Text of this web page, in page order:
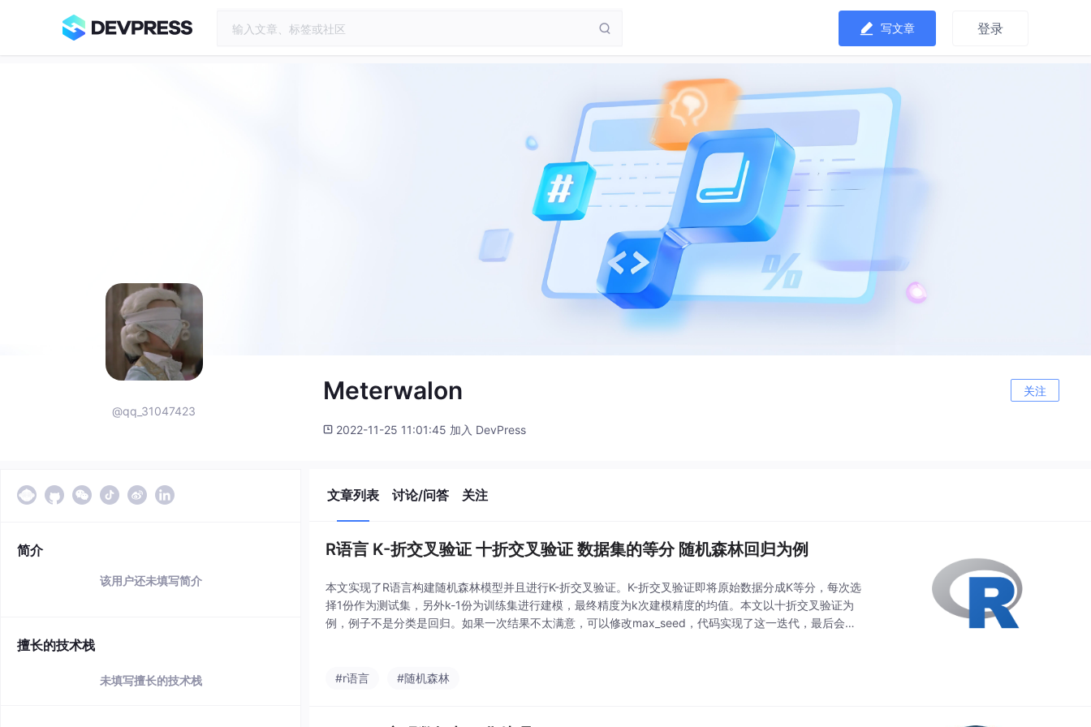
写文章 登录
@qq_31047423
Meterwalon 关注
2022-11-25 11:01:45 加入 DevPress
简介
该用户还未填写简介
擅长的技术栈
未填写擅长的技术栈
文章列表 讨论/问答 关注
R语言 K-折交叉验证 十折交叉验证 数据集的等分 随机森林回归为例
本文实现了R语言构建随机森林模型并且进行K-折交叉验证。K-折交叉验证即将原始数据分成K等分，每次选
择1份作为测试集，另外k-1份为训练集进行建模，最终精度为k次建模精度的均值。本文以十折交叉验证为
例，例子不是分类是回归。如果一次结果不太满意，可以修改max_seed，代码实现了这一迭代，最后会保
#r语言 #随机森林